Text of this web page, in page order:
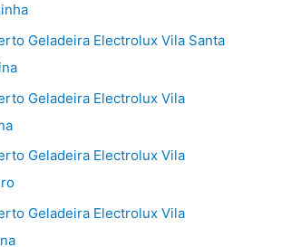
Geladeira Electrolux Vila Santa
Geladeira Electrolux Vila
Geladeira Electrolux Vila
Geladeira Electrolux Vila